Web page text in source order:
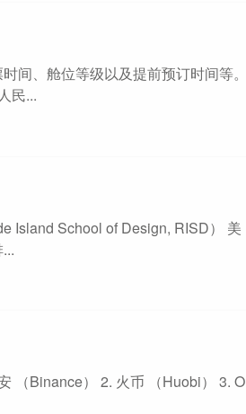
间、舱位等级以及提前预订时间等。
民...
Island School of Design, RISD） 美
（Binance） 2. 火币 （Huobi） 3. O